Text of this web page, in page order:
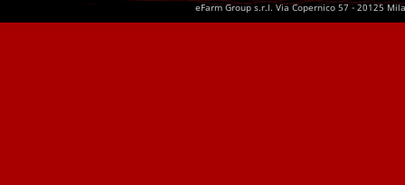
eFarm Group s.r.l. Via Copernico 57 - 20125